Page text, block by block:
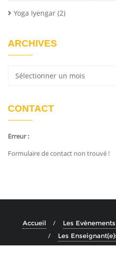
Yoga Iyengar (2)
ARCHIVES
CONTACT
Erreur :
Formulaire de contact non trouvé !
Accueil Les Evènements
Les